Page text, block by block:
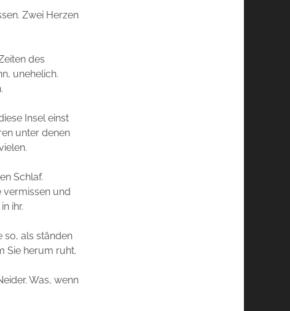
Zwei Herzen
des
unehelich.
Insel einst
unter denen
Schlaf.
vermissen und
ihr.
so, als ständen
Sie herum ruht.
Was, wenn